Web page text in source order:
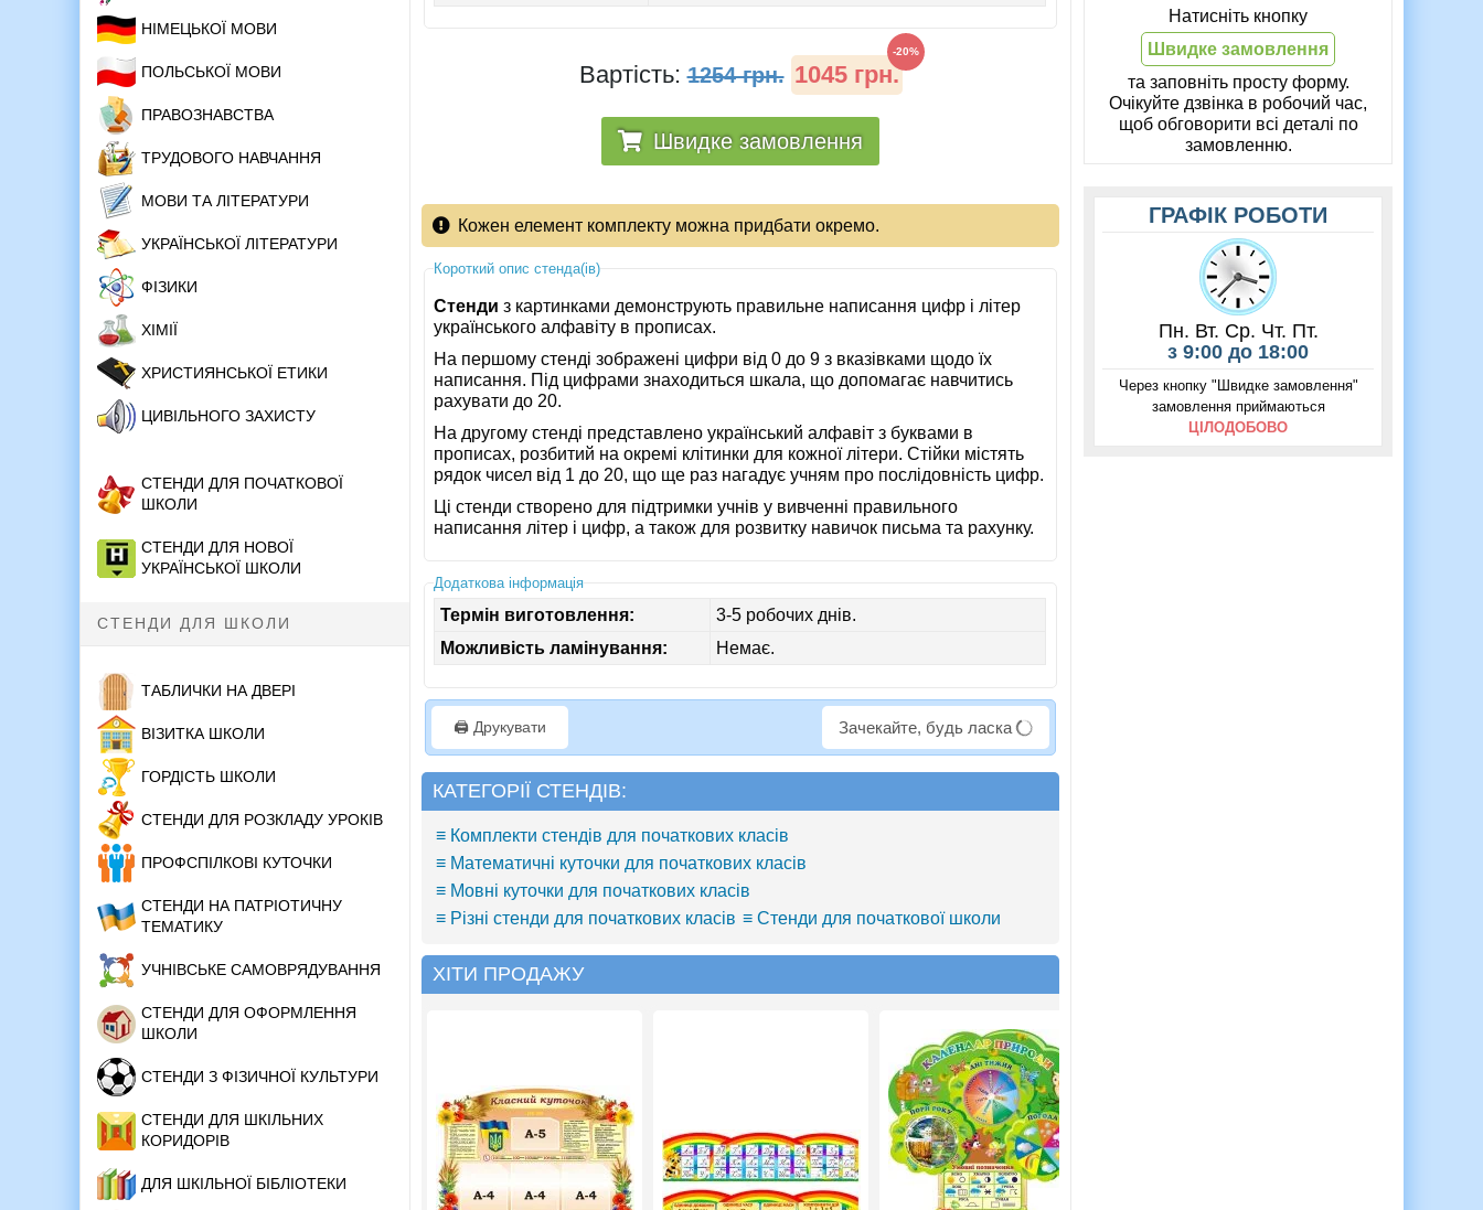
НІМЕЦЬКОЇ МОВИ
ПОЛЬСЬКОЇ МОВИ
ПРАВОЗНАВСТВА
ТРУДОВОГО НАВЧАННЯ
МОВИ ТА ЛІТЕРАТУРИ
УКРАЇНСЬКОЇ ЛІТЕРАТУРИ
ФІЗИКИ
ХІМІЇ
ХРИСТИЯНСЬКОЇ ЕТИКИ
ЦИВІЛЬНОГО ЗАХИСТУ
СТЕНДИ ДЛЯ ПОЧАТКОВОЇ
ШКОЛИ
СТЕНДИ ДЛЯ НОВОЇ
УКРАЇНСЬКОЇ ШКОЛИ
СТЕНДИ ДЛЯ ШКОЛИ
ТАБЛИЧКИ НА ДВЕРІ
ВІЗИТКА ШКОЛИ
ГОРДІСТЬ ШКОЛИ
СТЕНДИ ДЛЯ РОЗКЛАДУ УРОКІВ
ПРОФСПІЛКОВІ КУТОЧКИ
СТЕНДИ НА ПАТРІОТИЧНУ
ТЕМАТИКУ
УЧНІВСЬКЕ САМОВРЯДУВАННЯ
СТЕНДИ ДЛЯ ОФОРМЛЕННЯ
ШКОЛИ
СТЕНДИ З ФІЗИЧНОЇ КУЛЬТУРИ
СТЕНДИ ДЛЯ ШКІЛЬНИХ
КОРИДОРІВ
ДЛЯ ШКІЛЬНОЇ БІБЛІОТЕКИ
Вартість: 1254 грн. 1045 грн.
-20%
Швидке замовлення
Кожен елемент комплекту можна придбати окремо.
Короткий опис стенда(ів)
Стенди з картинками демонструють правильне написання цифр і літер
українського алфавіту в прописах.
На першому стенді зображені цифри від 0 до 9 з вказівками щодо їх
написання. Під цифрами знаходиться шкала, що допомагає навчитись
рахувати до 20.
На другому стенді представлено український алфавіт з буквами в
прописах, розбитий на окремі клітинки для кожної літери. Стійки містять
рядок чисел від 1 до 20, що ще раз нагадує учням про послідовність цифр.
Ці стенди створено для підтримки учнів у вивченні правильного
написання літер і цифр, а також для розвитку навичок письма та рахунку.
Додаткова інформація
Термін виготовлення:
3-5 робочих днів.
Можливість ламінування:
Немає.
🖨️ Друкувати Зачекайте, будь ласка
КАТЕГОРІЇ СТЕНДІВ:
≡ Комплекти стендів для початкових класів
≡ Математичні куточки для початкових класів
≡ Мовні куточки для початкових класів
≡ Різні стенди для початкових класів ≡ Стенди для початкової школи
ХІТИ ПРОДАЖУ
Натисніть кнопку
Швидке замовлення
та заповніть просту форму.
Очікуйте дзвінка в робочий час,
щоб обговорити всі деталі по
замовленню.
ГРАФІК РОБОТИ
Пн. Вт. Ср. Чт. Пт.
з 9:00 до 18:00
Через кнопку "Швидке замовлення"
замовлення приймаються
ЦІЛОДОБОВО